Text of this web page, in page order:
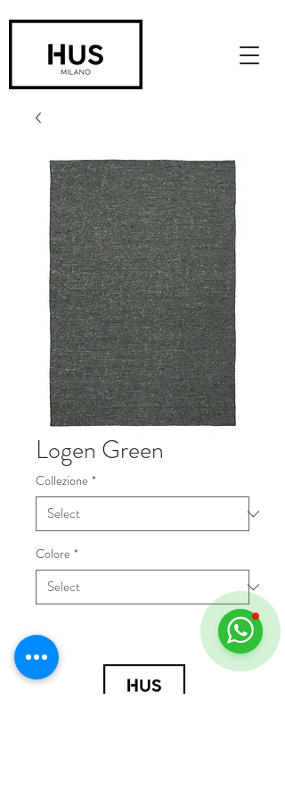
Logen Green
Collezione *
Colore *